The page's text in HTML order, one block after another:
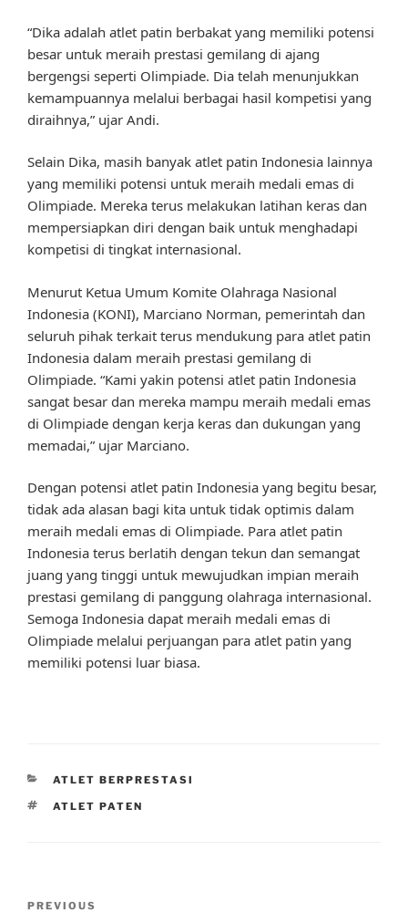
“Dika adalah atlet patin berbakat yang memiliki potensi
besar untuk meraih prestasi gemilang di ajang
bergengsi seperti Olimpiade. Dia telah menunjukkan
kemampuannya melalui berbagai hasil kompetisi yang
diraihnya,” ujar Andi.
Selain Dika, masih banyak atlet patin Indonesia lainnya
yang memiliki potensi untuk meraih medali emas di
Olimpiade. Mereka terus melakukan latihan keras dan
mempersiapkan diri dengan baik untuk menghadapi
kompetisi di tingkat internasional.
Menurut Ketua Umum Komite Olahraga Nasional
Indonesia (KONI), Marciano Norman, pemerintah dan
seluruh pihak terkait terus mendukung para atlet patin
Indonesia dalam meraih prestasi gemilang di
Olimpiade. “Kami yakin potensi atlet patin Indonesia
sangat besar dan mereka mampu meraih medali emas
di Olimpiade dengan kerja keras dan dukungan yang
memadai,” ujar Marciano.
Dengan potensi atlet patin Indonesia yang begitu besar,
tidak ada alasan bagi kita untuk tidak optimis dalam
meraih medali emas di Olimpiade. Para atlet patin
Indonesia terus berlatih dengan tekun dan semangat
juang yang tinggi untuk mewujudkan impian meraih
prestasi gemilang di panggung olahraga internasional.
Semoga Indonesia dapat meraih medali emas di
Olimpiade melalui perjuangan para atlet patin yang
memiliki potensi luar biasa.
CATEGORIES
ATLET BERPRESTASI
TAGS
ATLET PATEN
Previous
PREVIOUS